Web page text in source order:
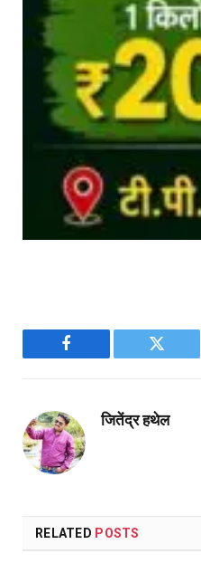
Facebook Twitter
जितेंद्र हथेल
RELATED POSTS